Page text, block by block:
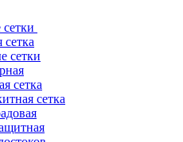
сетки
сетка
сетка